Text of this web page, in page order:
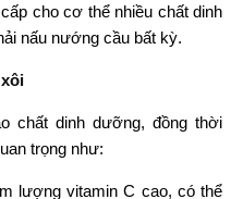
cho cơ thể nhiều chất dinh
nấu nướng cầu bất kỳ.
chất dinh dưỡng, đồng thời
trọng như:
lượng vitamin C cao, có thể